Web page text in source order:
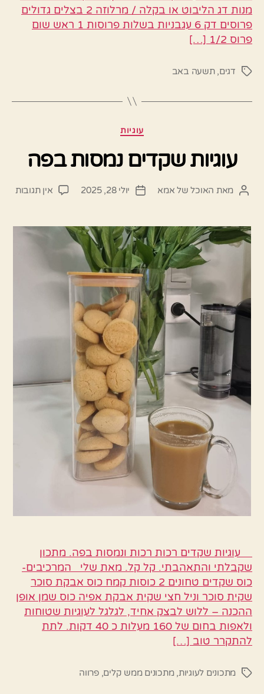
מנות דג הליבוט או בקלה / מרלוזה 2 בצלים גדולים
פרוסים דק 6 עגבניות בשלות פרוסות 1 ראש שום
פרוס 1/2 […]
תגיותדגים ,תשעה באב
קטגוריותעוגיות
עוגיות שקדים נמסות בפה
המחבר
מאת האוכל של אמא
תאריך
יולי 28, 2025 אין תגובות
עוגיות שקדים רכות רכות ונמסות בפה. מתכון
שקבלתי והתאהבתי. קל קל. מאת שלי המרכיבים-
כוס שקדים טחונים 2 כוסות קמח כוס אבקת סוכר
שקית סוכר וניל חצי שקית אבקת אפיה כוס שמן אופן
ההכנה – ללוש לבצק אחיד, לגלגל לעוגיות שטוחות
ולאפות בחום של 160 מעלות כ 40 דקות. לתת
להתקרר טוב […]
תגיותמתכונים לעוגיות,מתכונים ממש קלים,פרווה